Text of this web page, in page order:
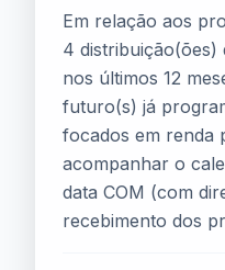
Em relação aos
4 distribuição(ões)
nos últimos 12
futuro(s) já
focados em renda
acompanhar o
data COM (com
recebimento dos